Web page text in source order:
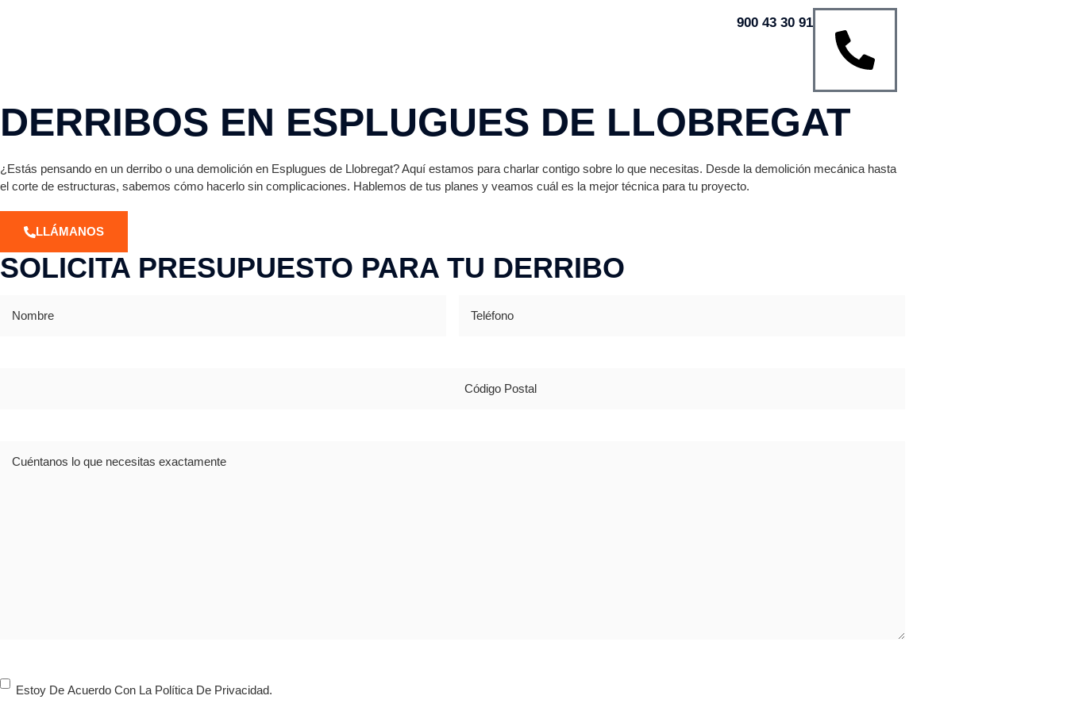
900 43 30 91
DERRIBOS EN ESPLUGUES DE LLOBREGAT
¿Estás pensando en un derribo o una demolición en Esplugues de Llobregat? Aquí estamos para charlar contigo sobre lo que necesitas. Desde la demolición mecánica hasta
el corte de estructuras, sabemos cómo hacerlo sin complicaciones. Hablemos de tus planes y veamos cuál es la mejor técnica para tu proyecto.
LLÁMANOS
SOLICITA PRESUPUESTO PARA TU DERRIBO
Consentimiento
Estoy De Acuerdo Con La Política De Privacidad.